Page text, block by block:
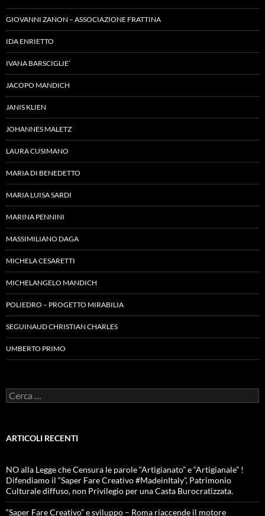
GIOVANNI ZANON – ASSOCIAZIONE FRATTINA
IDA ENRIETTO
IVANA BARSCIGLIE’
JACOPO MANDICH
JANIS KLIEN
JOHANNES MALETZ
LAURA CUSIMANO
MARIA DI BENEDETTO
MARIA LUISA SARDI
MARINA PENNINI
MASSIMILIANO DAGA
MICHELA CESARETTI
MICHELANGELO MANDICH
POLIEDRO – PROGETTO MIRABILIA
SEGUINAUD CHRISTIAN CHARLES
UMBERTO PRIMO
Ricerca
per:
ARTICOLI RECENTI
NO alla Legge che Censura le parole “Artigianato” e “Artigianale” !
Difendiamo il “Saper Fare Creativo #MadeinItaly”, Patrimonio
Culturale diffuso, non Privilegio per una Casta Burocratizzata.
“Saper Fare Creativo” e sviluppo – Roma riaccende il motore